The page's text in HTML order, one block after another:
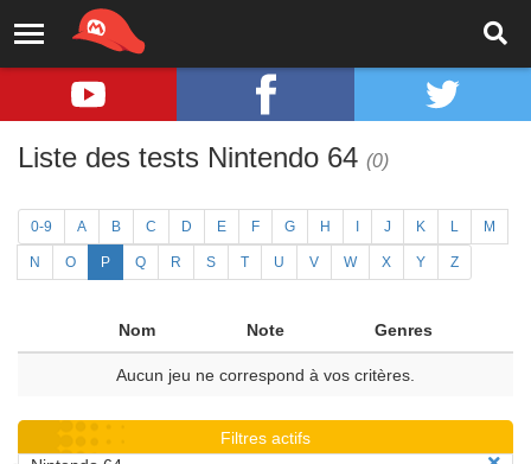
Liste des tests Nintendo 64 (0)
0-9 A B C D E F G H J K L M
N O P Q R S T U V W X Y Z
Nom Note Genres
Aucun jeu ne correspond à vos critères.
Filtres actifs